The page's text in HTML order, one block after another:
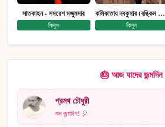
সাতকাহন - সমরেশ মজুমদার
কিনুন
কলিকাতায় নবকুমার (বঙ্কিম পুরষ্কারে সম্মানিত)(মানবিক মেগা উপন্যাস)
কিনুন
🎂 আজ যাদের জন্মদিন
প্রমথ চৌধুরী
শুভ জন্মদিন! 🎈